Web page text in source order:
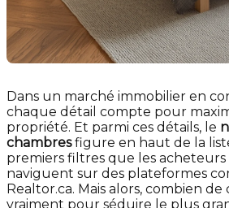
Dans un marché immobilier en
chaque détail compte pour
propriété. Et parmi ces détails, le
chambresfigure en haut de la
premiers filtres que les acheteurs
naviguent sur des plateformes
Realtor.ca. Mais alors, combien de
vraiment pour séduire le plus